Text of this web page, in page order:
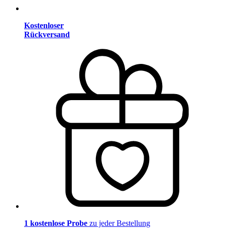
Kostenloser
Rückversand
1 kostenlose Probe zu jeder Bestellung